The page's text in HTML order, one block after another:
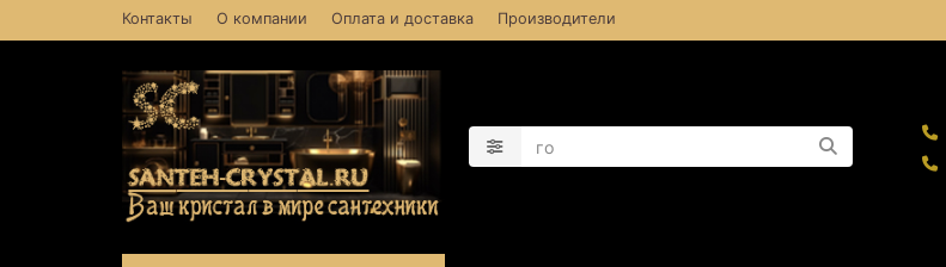
Контакты О компании Оплата и доставка Производители